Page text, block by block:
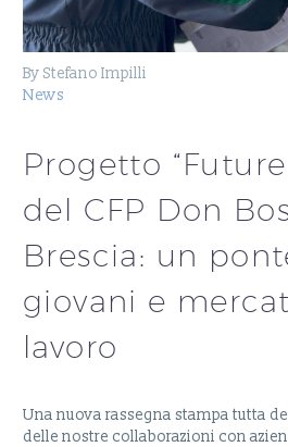
By Stefano Impilli
News
Progetto
del CFP Don
Brescia: un
giovani e
lavoro
Una nuova rassegna stampa tutta
delle nostre collaborazioni con